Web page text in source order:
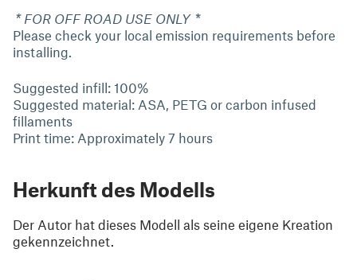
* FOR OFF ROAD USE ONLY *
Please check your local emission requirements before
installing.
Suggested infill: 100%
Suggested material: ASA, PETG or carbon infused
fillaments
Print time: Approximately 7 hours
Herkunft des Modells
Der Autor hat dieses Modell als seine eigene Kreation
gekennzeichnet.